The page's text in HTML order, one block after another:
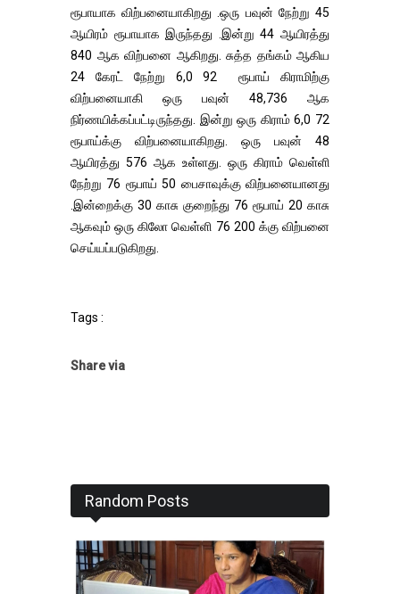
ரூபாயாக விற்பனையாகிறது .ஒரு பவுன் நேற்று 45
ஆயிரம் ரூபாயாக இருந்தது .இன்று 44 ஆயிரத்து
840 ஆக விற்பனை ஆகிறது. சுத்த தங்கம் ஆகிய
24 கேரட் நேற்று 6,0 92 ரூபாய் கிராமிற்கு
விற்பனையாகி ஒரு பவுன் 48,736 ஆக
நிர்ணயிக்கப்பட்டிருந்தது. இன்று ஒரு கிராம் 6,0 72
ரூபாய்க்கு விற்பனையாகிறது. ஒரு பவுன் 48
ஆயிரத்து 576 ஆக உள்ளது. ஒரு கிராம் வெள்ளி
நேற்று 76 ரூபாய் 50 பைசாவுக்கு விற்பனையானது
.இன்றைக்கு 30 காசு குறைந்து 76 ரூபாய் 20 காசு
ஆகவும் ஒரு கிலோ வெள்ளி 76 200 க்கு விற்பனை
செய்யப்படுகிறது.
Tags :
Share via
Random Posts